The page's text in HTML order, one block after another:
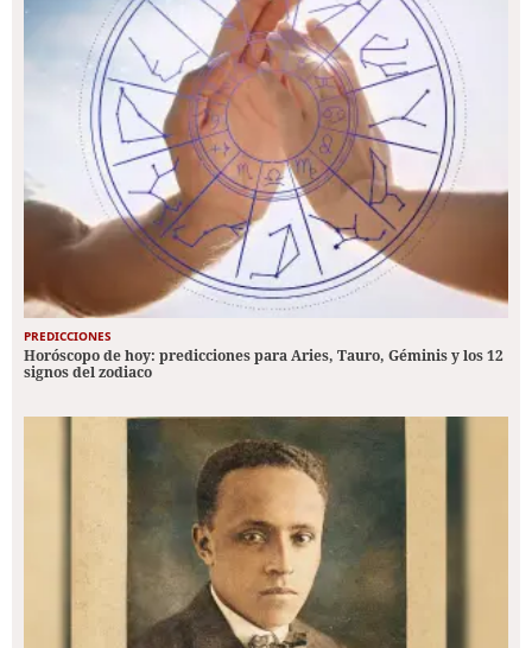
PREDICCIONES
Horóscopo de hoy: predicciones para Aries, Tauro, Géminis y los 12
signos del zodiaco